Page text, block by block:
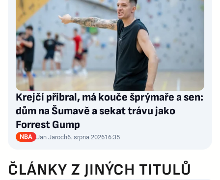
Krejčí přibral, má kouče šprýmaře a sen:
dům na Šumavě a sekat trávu jako
Forrest Gump
NBA Jan Jaroch6. srpna 202616:35
ČLÁNKY Z JINÝCH TITULŮ